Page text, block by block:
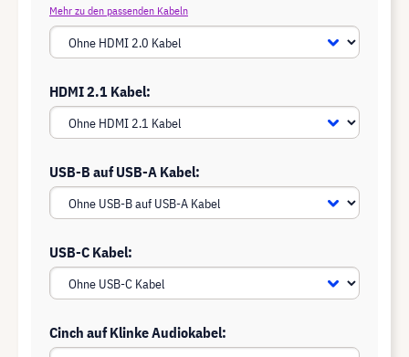
Mehr zu den passenden Kabeln
HDMI 2.1 Kabel:
USB-B auf USB-A Kabel:
USB-C Kabel:
Cinch auf Klinke Audiokabel: